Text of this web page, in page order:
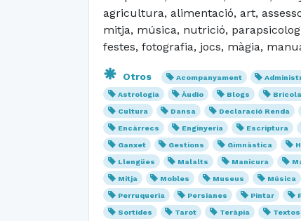
agricultura, alimentació, art,
mitja, música, nutrició,
festes, fotografia, jocs, màgia,
Otros Acompanyament
Astrologia
Àudio Blogs
Cultura
Dansa Declaració Renda
Encàrrecs
Enginyeria Escriptura
Ganxet
Gestions Gimnàstica
Llengües
Malalts Manicura
Mitja
Mobles Museus Música
Perruqueria
Persianes Pintar
Sortides
Tarot Teràpia Textos